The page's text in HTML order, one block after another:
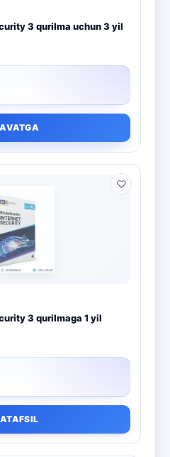
3 qurilma uchun 3 yil
3 qurilmaga 1 yil